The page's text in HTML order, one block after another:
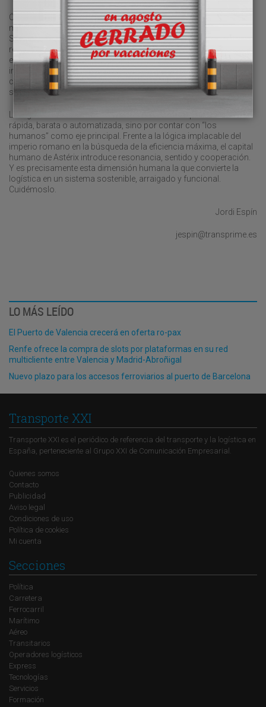
Como en la aldea irreductible de Astérix, la verdadera “poción
mágica” de la logística no es tecnológica sino humana: el equipo.
Se encuentra en la confianza, la formación, la autonomía
responsable y en la capacidad de aprender colectivamente de los
errores no forzados. En un entorno acelerado, sólo estos
ingredientes permiten transformar la presión del tiempo en
capacidad de respuesta y la complejidad en innovación
sostenible.
La logística del 2026 no tendrá éxito únicamente por ser más
rápida, barata o automatizada, sino por contar con “los
humanos” como eje principal. Frente a la lógica implacable del
imperio romano en la búsqueda de la eficiencia máxima, el capital
humano de Astérix introduce resonancia, sentido y cooperación.
Y es precisamente esta dimensión humana la que convierte la
logística en un sistema sostenible, arraigado y funcional.
Cuidémoslo.
Jordi Espín
jespin@transprime.es
LO MÁS LEÍDO
El Puerto de Valencia crecerá en oferta ro-pax
Renfe ofrece la compra de slots por plataformas en su red
multicliente entre Valencia y Madrid-Abroñigal
Nuevo plazo para los accesos ferroviarios al puerto de Barcelona
Transporte XXI
Transporte XXI es el periódico de referencia del transporte y la logística en
España, perteneciente al Grupo XXI de Comunicación Empresarial.
Quienes somos
Contacto
Publicidad
Aviso legal
Condiciones de uso
Política de cookies
Mi cuenta
Secciones
Política
Carretera
Ferrocarril
Marítimo
Aéreo
Transitarios
Operadores logísticos
Express
Tecnologías
Servicios
Formación